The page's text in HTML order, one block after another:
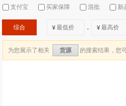
支付宝 买家保障 混批 新
综合 ¥ - ¥
为您展示了相关 货源 的搜索结果，您